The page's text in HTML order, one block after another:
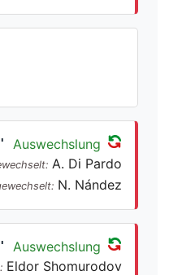
Auswechslung
A. Di Pardo
N. Nández
Auswechslung
Eldor Shomurodov